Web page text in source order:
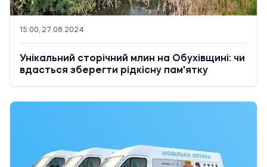
15:00, 27.08.2024
Унікальний сторічний млин на Обухівщині: чи
вдасться зберегти рідкісну пам'ятку